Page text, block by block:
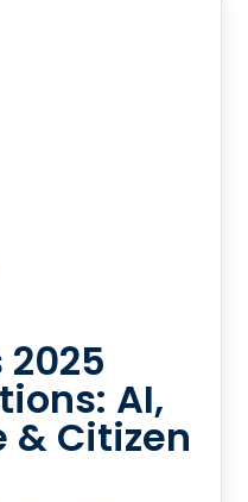
AI,
& Citizen